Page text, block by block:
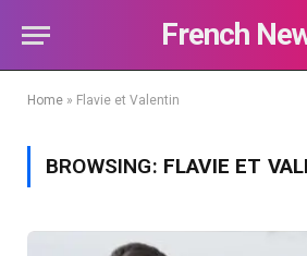
French
Home » Flavie et Valentin
BROWSING: FLAVIE ET